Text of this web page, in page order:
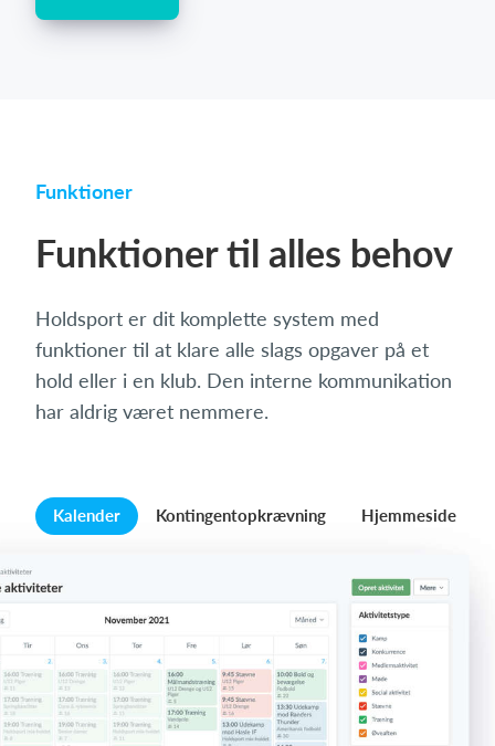
Funktioner
Funktioner til alles behov
Holdsport er dit komplette system med
funktioner til at klare alle slags opgaver på et
hold eller i en klub. Den interne kommunikation
har aldrig været nemmere.
Kalender Kontingentopkrævning Hjemmeside